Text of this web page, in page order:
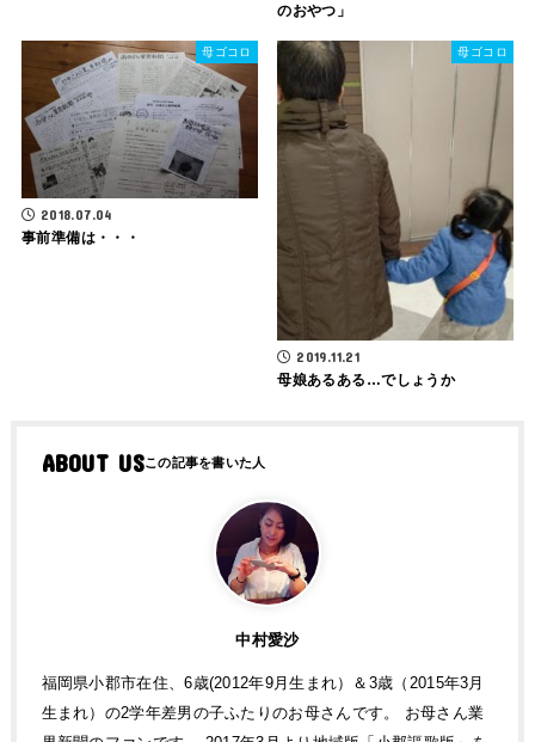
のおやつ」
母ゴコロ
2018.07.04
事前準備は・・・
母ゴコロ
2019.11.21
母娘あるある…でしょうか
ABOUT US
中村愛沙
福岡県小郡市在住、6歳(2012年9月生まれ）＆3歳（2015年3月
生まれ）の2学年差男の子ふたりのお母さんです。 お母さん業